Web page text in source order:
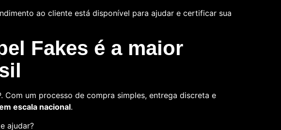
ao cliente está disponível para ajudar e certificar sua
Fakes é a maior
Com um processo de compra simples, entrega discreta e
escala nacional.
ajudar?